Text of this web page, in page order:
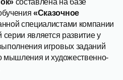
составлена на базе
«Сказочное
специалистами компании
является развитие у
игровых заданий
мышления и художественно-